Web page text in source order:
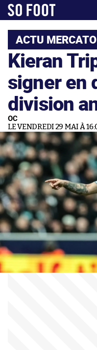
ACTU MERCATO
Kieran
signer en
division
OC
LE VENDREDI 29 MAI À